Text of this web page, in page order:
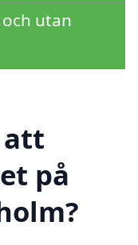
utan
på